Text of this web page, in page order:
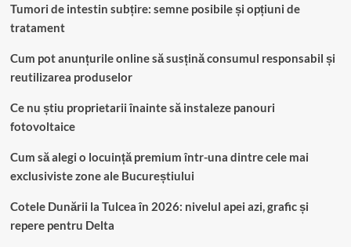
Tumori de intestin subțire: semne posibile și opțiuni de
tratament
Cum pot anunțurile online să susțină consumul responsabil și
reutilizarea produselor
Ce nu știu proprietarii înainte să instaleze panouri
fotovoltaice
Cum să alegi o locuință premium într-una dintre cele mai
exclusiviste zone ale Bucureștiului
Cotele Dunării la Tulcea în 2026: nivelul apei azi, grafic și
repere pentru Delta